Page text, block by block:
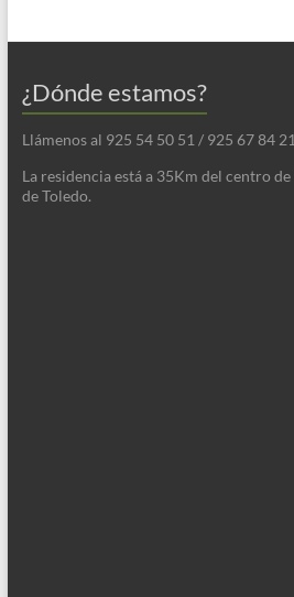
¿Dónde estamos?
Llámenos al 925 54 50 51 / 925 67 84 21
La residencia está a 35Km del centro
de Toledo.